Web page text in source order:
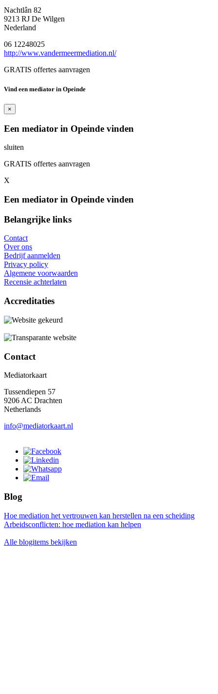
Nachtlân 82
9213 RJ De Wilgen
Nederland
06 12248025
http://www.vandermeermediation.nl/
GRATIS offertes aanvragen
Vind een mediator in Opeinde
×
Een mediator in Opeinde vinden
sluiten
GRATIS offertes aanvragen
X
Een mediator in Opeinde vinden
Belangrijke links
Contact
Over ons
Bedrijf aanmelden
Privacy policy
Algemene voorwaarden
Recensie achterlaten
Accreditaties
Contact
Mediatorkaart
Tussendiepen 57
9206 AC Drachten
Netherlands
info@mediatorkaart.nl
Blog
Hoe mediation het vertrouwen kan herstellen na een scheiding
Arbeidsconflicten: hoe mediation kan helpen
Alle blogitems bekijken